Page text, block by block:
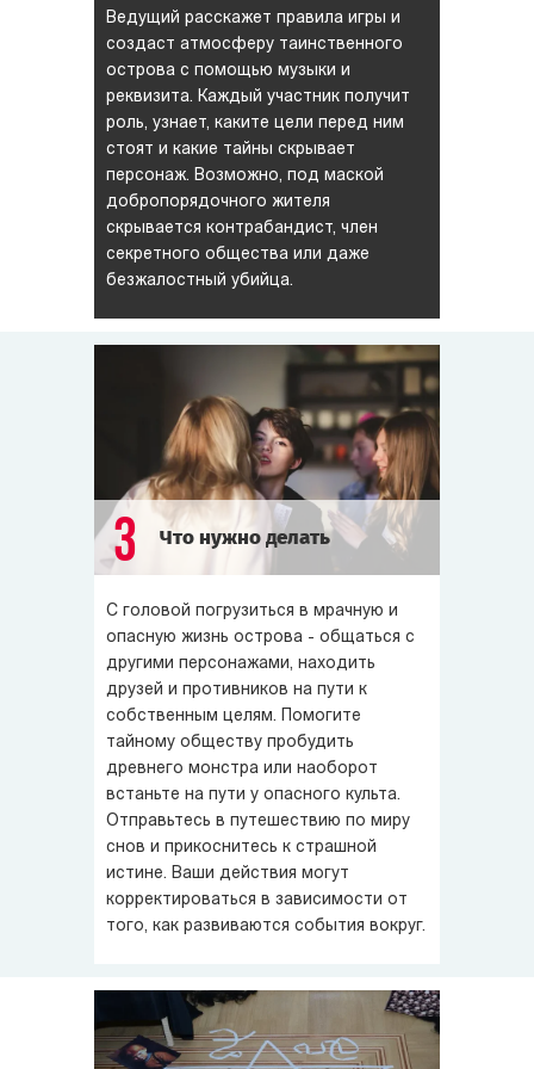
Роанока, не лишившись при этом рассудка?..
К острову от материка раз в сутки ходит паром.
Сегодня паром уже уплыл и будет только утром...
Вам предстоит: испытать на себе проклятие старого
колдуна, раскрыть секреты тайного общества
и не попасть при этом к доброму доктору
в психиатрическую лечебницу Роанока!
Ведущий расскажет правила игры и
создаст атмосферу таинственного
острова с помощью музыки и
реквизита. Каждый участник получит
роль, узнает, каките цели перед ним
стоят и какие тайны скрывает
персонаж. Возможно, под маской
добропорядочного жителя
скрывается контрабандист, член
секретного общества или даже
безжалостный убийца.
3 Что нужно делать
С головой погрузиться в мрачную и
опасную жизнь острова - общаться с
другими персонажами, находить
друзей и противников на пути к
собственным целям. Помогите
тайному обществу пробудить
древнего монстра или наоборот
встаньте на пути у опасного культа.
Отправьтесь в путешествию по миру
снов и прикоснитесь к страшной
истине. Ваши действия могут
корректироваться в зависимости от
того, как развиваются события вокруг.